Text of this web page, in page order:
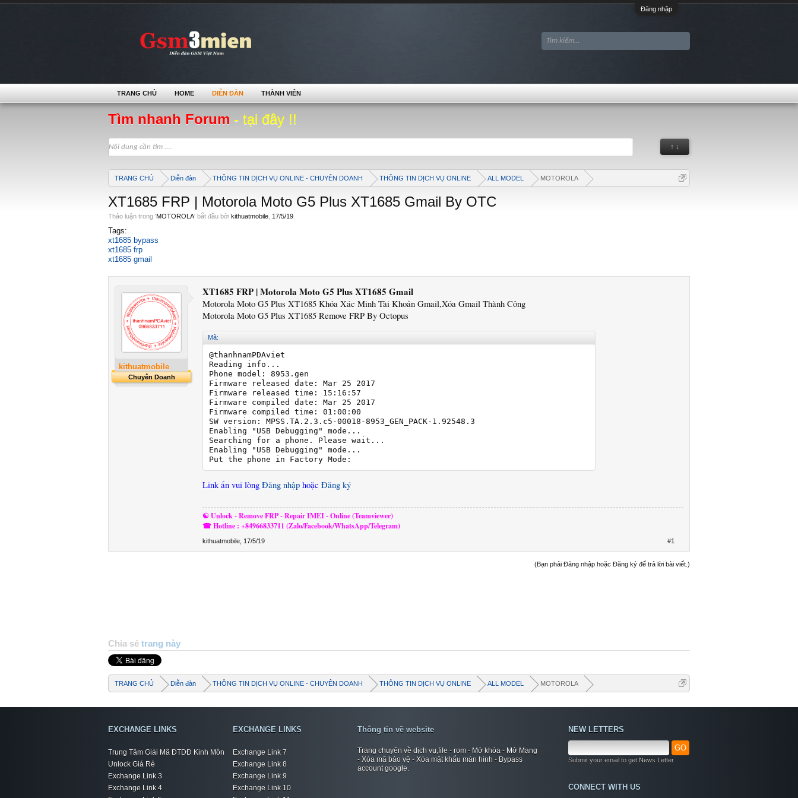
Đăng nhập
Tìm nhanh Forum - tại đây !!
↑ ↓
TRANG CHỦ Diễn đàn THÔNG TIN DỊCH VỤ ONLINE - CHUYÊN DOANH THÔNG TIN DỊCH VỤ ONLINE ALL MODEL MOTOROLA
XT1685 FRP | Motorola Moto G5 Plus XT1685 Gmail By OTC
Thảo luận trong 'MOTOROLA' bắt đầu bởi kithuatmobile 17/5/19
Tags:
xt1685 bypass
xt1685 frp
xt1685 gmail
kithuatmobile
Chuyên Doanh
XT1685 FRP | Motorola Moto G5 Plus XT1685 Gmail
Motorola Moto G5 Plus XT1685 Khóa Xác Minh Tài Khoản Gmail,Xóa Gmail Thành Công
Motorola Moto G5 Plus XT1685 Remove FRP By Octopus
Mã:
@thanhnamPDAviet
Reading info...
Phone model: 8953.gen
Firmware released date: Mar 25 2017
Firmware released time: 15:16:57
Firmware compiled date: Mar 25 2017
Firmware compiled time: 01:00:00
SW version: MPSS.TA.2.3.c5-00018-8953_GEN_PACK-1.92548.3
Enabling "USB Debugging" mode...
Searching for a phone. Please wait...
Enabling "USB Debugging" mode...
Put the phone in Factory Mode:
Link ẩn vui lòng Đăng nhập hoặc Đăng ký
☯ Unlock - Remove FRP - Repair IMEI - Online (Teamviewer)
☎ Hotline : +84966833711 (Zalo/Facebook/WhatsApp/Telegram)
kithuatmobile 17/5/19 #1
(Bạn phải Đăng nhập hoặc Đăng ký để trả lời bài viết.)
Chia sẻ trang này
TRANG CHỦ Diễn đàn THÔNG TIN DỊCH VỤ ONLINE - CHUYÊN DOANH THÔNG TIN DỊCH VỤ ONLINE ALL MODEL MOTOROLA
TRANG CHỦ HOME DIỄN ĐÀN THÀNH VIÊN
EXCHANGE LINKS
Trung Tâm Giải Mã ĐTDĐ Kinh Môn
Unlock Giá Rẻ
Exchange Link 3
Exchange Link 4
EXCHANGE LINKS
Exchange Link 7
Exchange Link 8
Exchange Link 9
Exchange Link 10
Thông tin về website
Trang chuyên về dịch vụ,file - rom - Mở khóa - Mở Mạng
- Xóa mã bảo vệ - Xóa mật khẩu màn hình - Bypass
account google.
NEW LETTERS
GO
Submit your email to get News Letter
CONNECT WITH US